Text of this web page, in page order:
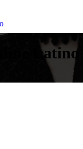
Latino